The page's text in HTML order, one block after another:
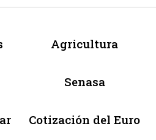
Agricultura
Senasa
Cotización del Euro